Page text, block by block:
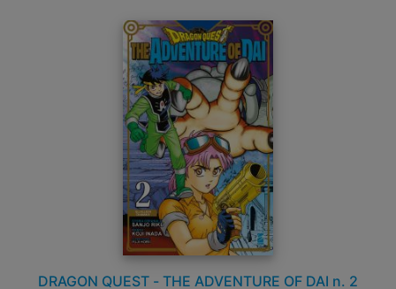
DRAGON QUEST - THE ADVENTURE OF DAI n. 2